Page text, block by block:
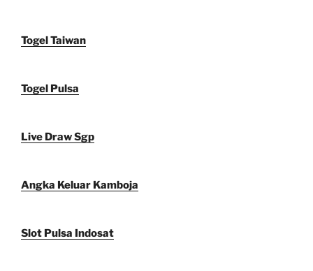
Togel Taiwan
Togel Pulsa
Live Draw Sgp
Angka Keluar Kamboja
Slot Pulsa Indosat